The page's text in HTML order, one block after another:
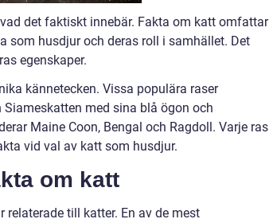
det faktiskt innebär. Fakta om katt omfattar
som husdjur och deras roll i samhället. Det
egenskaper.
kännetecken. Vissa populära raser
med sina blå ögon och
Maine Coon, Bengal och Ragdoll. Varje ras
vid val av katt som husdjur.
om katt
till katter. En av de mest